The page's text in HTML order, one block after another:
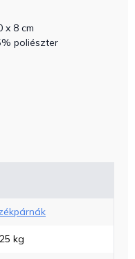
x 8 cm
poliészter
kg